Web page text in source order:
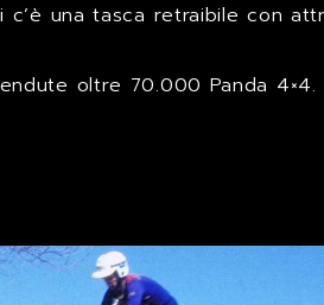
c’è una tasca retraibile con
oltre 70.000 Panda 4×4.